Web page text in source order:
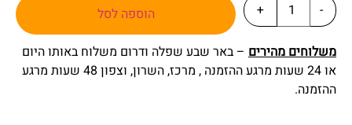
-
+
הוספה לסל
משלוחים מהירים – באר שבע שפלה ודרום משלוח באותו היום
או 24 שעות מרגע ההזמנה , מרכז, השרון, וצפון 48 שעות מרגע
ההזמנה.